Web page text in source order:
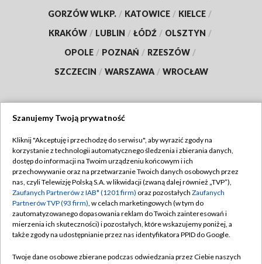
GORZÓW WLKP. / KATOWICE / KIELCE /
KRAKÓW / LUBLIN / ŁÓDŹ / OLSZTYN /
OPOLE / POZNAŃ / RZESZÓW /
SZCZECIN / WARSZAWA / WROCŁAW
TVP
Abonament TVP
Emisja w TVP
Centrum informacji TVP
Naziemna Telewizja Cyfrowa
Regulamin TVP
Polityka prywatności
Moje zgody
Pomoc
Szanujemy Twoją prywatność
Kliknij "Akceptuję i przechodzę do serwisu", aby wyrazić zgody na
korzystanie z technologii automatycznego śledzenia i zbierania danych,
dostęp do informacji na Twoim urządzeniu końcowym i ich
przechowywanie oraz na przetwarzanie Twoich danych osobowych przez
nas, czyli Telewizję Polską S.A. w likwidacji (zwaną dalej również „TVP”),
Zaufanych Partnerów z IAB* (1201 firm) oraz pozostałych Zaufanych
Partnerów TVP (93 firm), w celach marketingowych (w tym do
zautomatyzowanego dopasowania reklam do Twoich zainteresowań i
mierzenia ich skuteczności) i pozostałych, które wskazujemy poniżej, a
także zgody na udostępnianie przez nas identyfikatora PPID do Google.
Twoje dane osobowe zbierane podczas odwiedzania przez Ciebie naszych